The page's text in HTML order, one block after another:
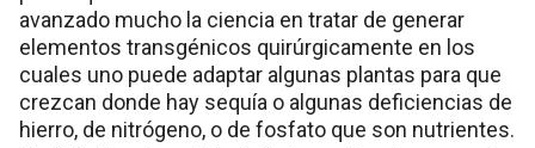
avanzado mucho la ciencia en tratar de generar
elementos transgénicos quirúrgicamente en los
cuales uno puede adaptar algunas plantas para que
crezcan donde hay sequía o algunas deficiencias de
hierro, de nitrógeno, o de fosfato que son nutrientes.